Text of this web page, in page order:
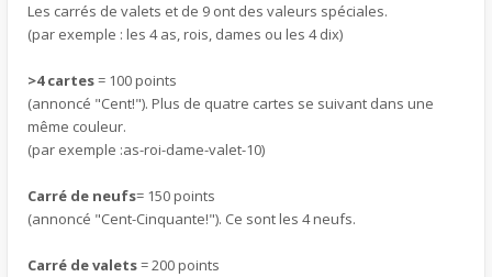
Les carrés de valets et de 9 ont des valeurs spéciales.
(par exemple : les 4 as, rois, dames ou les 4 dix)
>4 cartes= 100 points
(annoncé "Cent!"). Plus de quatre cartes se suivant dans une
même couleur.
(par exemple :as-roi-dame-valet-10)
Carré de neufs= 150 points
(annoncé "Cent-Cinquante!"). Ce sont les 4 neufs.
Carré de valets= 200 points